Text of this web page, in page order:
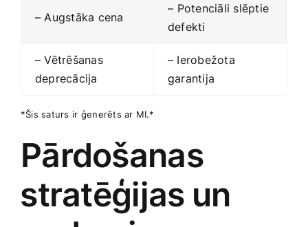
– Augstāka cena
– ⁢Potenciāli slēptie
defekti
– Vētrēšanas
deprecācija
– Ierobežota
garantija
*Šis saturs ⁤ir ģenerēts ar MI.*
Pārdošanas
⁣stratēģijas ⁢un